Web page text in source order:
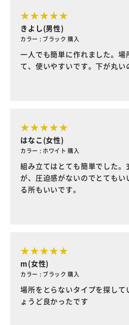
きよし(男性)
カラー : ブラック 購入
一人でも簡単に作れました。場
て、使いやすいです。下が丸い
はなこ(女性)
カラー : ホワイト 購入
組み立てはとても簡単でした。
が、圧迫感がないのでとてもい
る所もいいです。
m(女性)
カラー : ブラック 購入
場所をとらないタイプを探して
ょうど良かったです